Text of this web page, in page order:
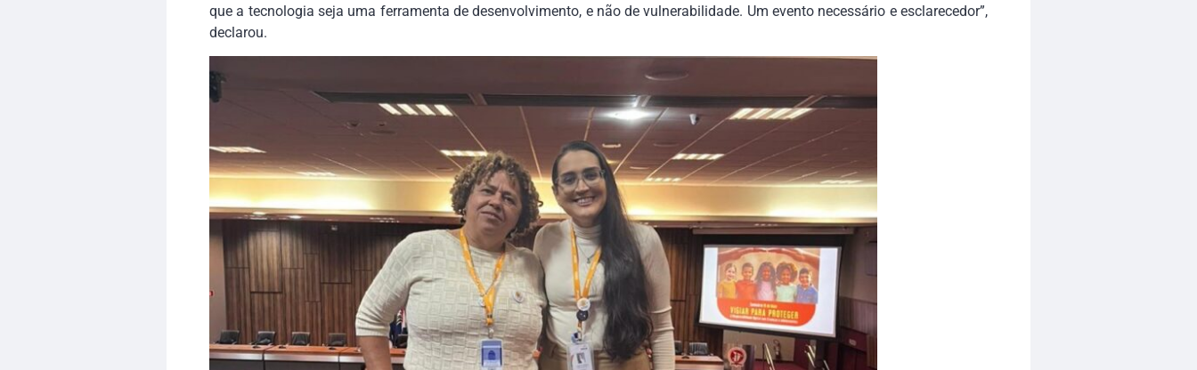
que a tecnologia seja uma ferramenta de desenvolvimento, e não de vulnerabilidade. Um evento necessário e esclarecedor”,
declarou.